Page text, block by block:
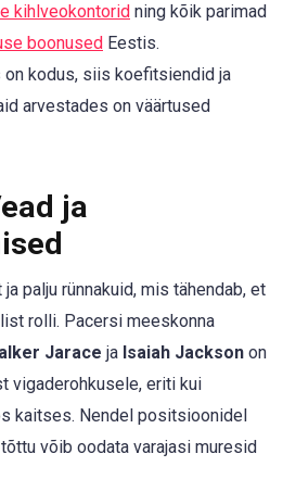
kihlveokontorid ning kõik parimad
boonused Eestis.
on kodus, siis koefitsiendid ja
arvestades on väärtused
ja
palju rünnakuid, mis tähendab, et
rolli. Pacersi meeskonna
Jarace ja Isaiah Jackson on
vigaderohkusele, eriti kui
kaitses. Nendel positsioonidel
võib oodata varajasi muresid